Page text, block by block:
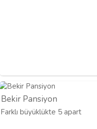
Bekir Pansiyon
Farklı büyüklükte 5 apart